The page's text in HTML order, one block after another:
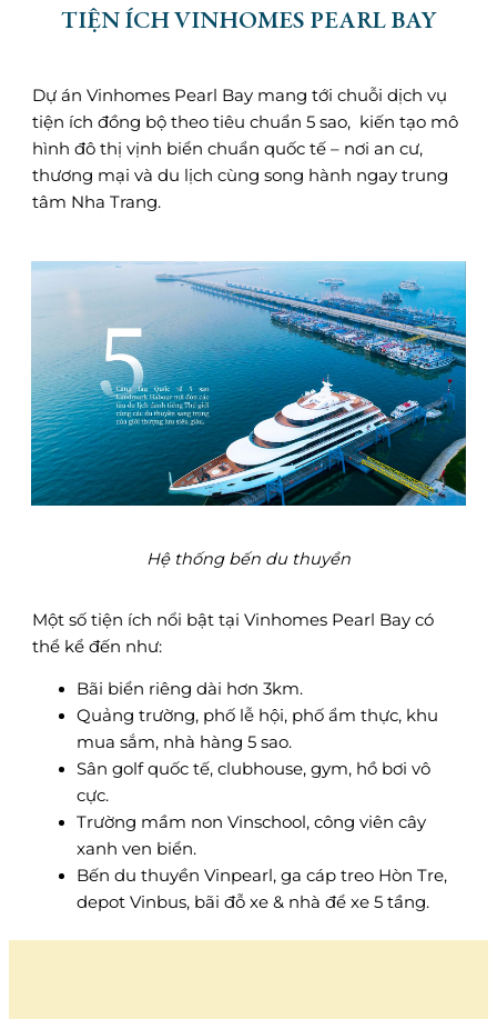
TIỆN ÍCH VINHOMES PEARL BAY
Dự án Vinhomes Pearl Bay mang tới chuỗi dịch vụ
tiện ích đồng bộ theo tiêu chuẩn 5 sao, kiến tạo mô
hình đô thị vịnh biển chuẩn quốc tế – nơi an cư,
thương mại và du lịch cùng song hành ngay trung
tâm Nha Trang.
Hệ thống bến du thuyền
Một số tiện ích nổi bật tại Vinhomes Pearl Bay có
thể kể đến như:
Bãi biển riêng dài hơn 3km.
Quảng trường, phố lễ hội, phố ẩm thực, khu
mua sắm, nhà hàng 5 sao.
Sân golf quốc tế, clubhouse, gym, hồ bơi vô
cực.
Trường mầm non Vinschool, công viên cây
xanh ven biển.
Bến du thuyền Vinpearl, ga cáp treo Hòn Tre,
depot Vinbus, bãi đỗ xe & nhà để xe 5 tầng.